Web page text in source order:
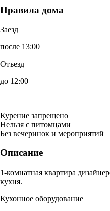
Правила дома
Заезд
после 13:00
Отъезд
до 12:00
Курение запрещено
Нельзя с питомцами
Без вечеринок и мероприятий
Описание
1-комнатная квартира
кухня.
Кухонное оборудование